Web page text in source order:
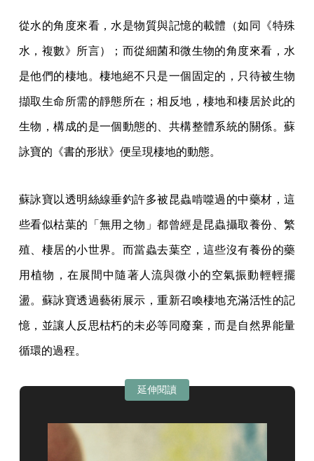
從水的角度來看，水是物質與記憶的載體（如同《特殊
水，複數》所言）；而從細菌和微生物的角度來看，水
是他們的棲地。棲地絕不只是一個固定的，只待被生物
擷取生命所需的靜態所在；相反地，棲地和棲居於此的
生物，構成的是一個動態的、共構整體系統的關係。蘇
詠寶的《書的形狀》便呈現棲地的動態。
蘇詠寶以透明絲線垂釣許多被昆蟲啃噬過的中藥材，這
些看似枯葉的「無用之物」都曾經是昆蟲攝取養份、繁
殖、棲居的小世界。而當蟲去葉空，這些沒有養份的藥
用植物，在展間中隨著人流與微小的空氣振動輕輕擺
盪。蘇詠寶透過藝術展示，重新召喚棲地充滿活性的記
憶，並讓人反思枯朽的未必等同廢棄，而是自然界能量
循環的過程。
延伸閱讀